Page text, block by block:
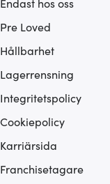
Pre Loved
Hållbarhet
Lagerrensning
Integritetspolicy
Cookiepolicy
Karriärsida
Franchisetagare